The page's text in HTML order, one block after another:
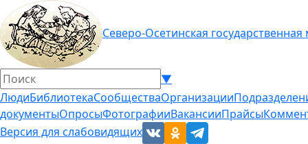
Северо-Осетинская
▼
ЛюдиБиблиотекаСообществаОрганизации
документыОпросыФотографииВакансииПрайсы
Версия для слабовидящих